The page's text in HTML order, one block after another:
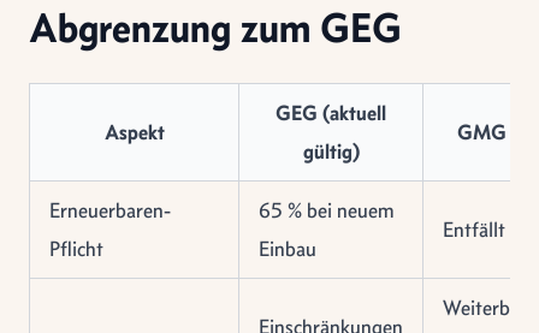
Abgrenzung zum GEG
Aspekt
GEG (aktuell
gültig)
GMG
Erneuerbaren-
Pflicht
65 % bei neuem
Einbau
Entfällt
Einschränkungen